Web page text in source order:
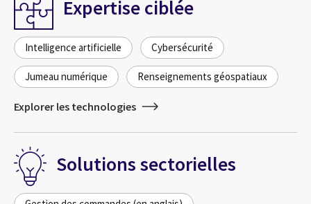
Expertise ciblée
Intelligence artificielle Cybersécurité
Jumeau numérique Renseignements géospatiaux
Explorer les technologies
Solutions sectorielles